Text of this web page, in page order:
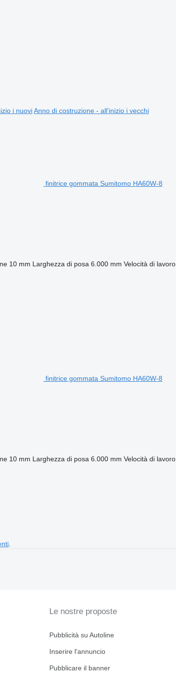
i nuovi Anno di costruzione - all'inizio i vecchi
finitrice gommata Sumitomo HA60W-8
10 mm Larghezza di posa 6.000 mm Velocità di lavoro
finitrice gommata Sumitomo HA60W-8
10 mm Larghezza di posa 6.000 mm Velocità di lavoro
.
Le nostre proposte
Pubblicità su Autoline
Inserire l'annuncio
Pubblicare il banner